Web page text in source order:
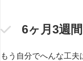
6ヶ月3週間
もう自分でへんな工夫